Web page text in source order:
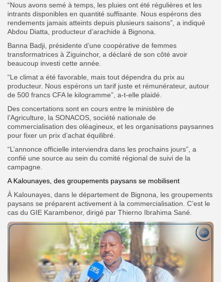
“Nous avons semé à temps, les pluies ont été régulières et les
intrants disponibles en quantité suffisante. Nous espérons des
rendements jamais atteints depuis plusieurs saisons”, a indiqué
Abdou Diatta, producteur d’arachide à Bignona.
Banna Badji, présidente d’une coopérative de femmes
transformatrices à Ziguinchor, a déclaré de son côté avoir
beaucoup investi cette année.
“Le climat a été favorable, mais tout dépendra du prix au
producteur. Nous espérons un tarif juste et rémunérateur, autour
de 500 francs CFA le kilogramme”, a-t-elle plaidé.
Des concertations sont en cours entre le ministère de
l’Agriculture, la SONACOS, société nationale de
commercialisation des oléagineux, et les organisations paysannes
pour fixer un prix d’achat équilibré.
“L’annonce officielle interviendra dans les prochains jours”, a
confié une source au sein du comité régional de suivi de la
campagne.
A Kalounayes, des groupements paysans se mobilisent
À Kalounayes, dans le département de Bignona, les groupements
paysans se préparent activement à la commercialisation. C’est le
cas du GIE Karambenor, dirigé par Thierno Ibrahima Sané.